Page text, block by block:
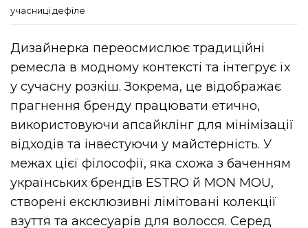
учасниці дефіле
Дизайнерка переосмислює традиційні
ремесла в модному контексті та інтегрує їх
у сучасну розкіш. Зокрема, це відображає
прагнення бренду працювати етично,
використовуючи апсайклінг для мінімізації
відходів та інвестуючи у майстерність. У
межах цієї філософії, яка схожа з баченням
українських брендів ESTRO й MON MOU,
створені ексклюзивні лімітовані колекції
взуття та аксесуарів для волосся. Серед